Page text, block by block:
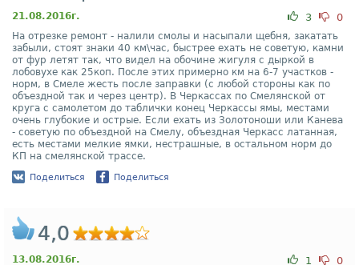
21.08.2016г.
3 0
На отрезке ремонт - налили смолы и насыпали щебня, закатать
забыли, стоят знаки 40 км\час, быстрее ехать не советую, камни
от фур летят так, что видел на обочине жигуля с дыркой в
лобовухе как 25коп. После этих примерно км на 6-7 участков -
норм, в Смеле жесть после заправки (с любой стороны как по
объездной так и через центр). В Черкассах по Смелянской от
круга с самолетом до таблички конец Черкассы ямы, местами
очень глубокие и острые. Если ехать из Золотоноши или Канева
- советую по объездной на Смелу, объездная Черкасс латанная,
есть местами мелкие ямки, нестрашные, в остальном норм до
КП на смелянской трассе.
Поделиться Поделиться
4,0
13.08.2016г. 1 0